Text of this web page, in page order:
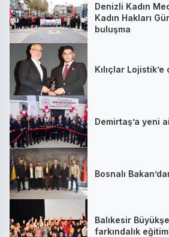
Denizli Kadın
Kadın Hakları
buluşma
Kılıçlar
Demirtaş’a yeni
Bosnalı
Balıkesir
farkındalık